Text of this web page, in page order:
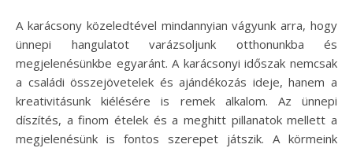
A karácsony közeledtével mindannyian vágyunk arra, hogy
ünnepi hangulatot varázsoljunk otthonunkba és
megjelenésünkbe egyaránt. A karácsonyi időszak nemcsak
a családi összejövetelek és ajándékozás ideje, hanem a
kreativitásunk kiélésére is remek alkalom. Az ünnepi
díszítés, a finom ételek és a meghitt pillanatok mellett a
megjelenésünk is fontos szerepet játszik. A körmeink